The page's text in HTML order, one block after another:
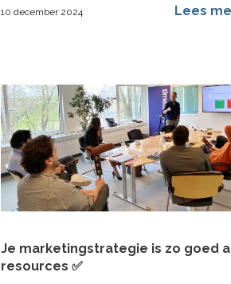
10 december 2024 Lees
Je marketingstrategie is zo goed
resources ✅